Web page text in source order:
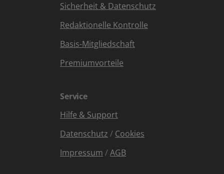
Sicherheit & Datenschutz
Redaktionelle Kontrolle
Basis-Mitgliedschaft
Premiumvorteile
Service
Hilfe & Support
Datenschutz / Cookies
Impressum /AGB